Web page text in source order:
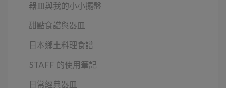
器皿與我的小小擺盤
甜點食譜與器皿
日本鄉土料理食譜
STAFF 的使用筆記
日常經典器皿